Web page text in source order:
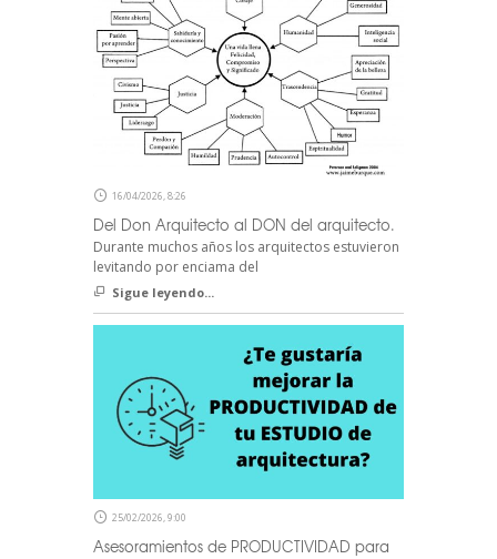
16/04/2026, 8:26
Del Don Arquitecto al DON del arquitecto.
Durante muchos años los arquitectos estuvieron
levitando por enciama del
Sigue leyendo...
25/02/2026, 9:00
Asesoramientos de PRODUCTIVIDAD para